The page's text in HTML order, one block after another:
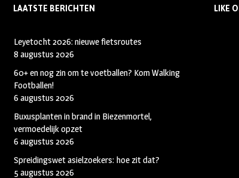
LAATSTE BERICHTEN
Leyetocht 2026: nieuwe fietsroutes
8 augustus 2026
60+ en nog zin om te voetballen? Kom Walking
Footballen!
6 augustus 2026
Buxusplanten in brand in Biezenmortel,
vermoedelijk opzet
6 augustus 2026
Spreidingswet asielzoekers: hoe zit dat?
5 augustus 2026
LIKE